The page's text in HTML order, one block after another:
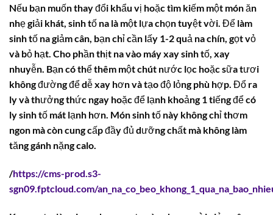
Nếu bạn muốn thay đổi khẩu vị hoặc tìm kiếm một món ăn
nhẹ giải khát, sinh tố na là một lựa chọn tuyệt vời. Để làm
sinh tố na giảm cân, bạn chỉ cần lấy 1-2 quả na chín, gọt vỏ
và bỏ hạt. Cho phần thịt na vào máy xay sinh tố, xay
nhuyễn. Bạn có thể thêm một chút nước lọc hoặc sữa tươi
không đường để dễ xay hơn và tạo độ lỏng phù hợp. Đổ ra
ly và thưởng thức ngay hoặc để lạnh khoảng 1 tiếng để có
ly sinh tố mát lạnh hơn. Món sinh tố này không chỉ thơm
ngon mà còn cung cấp đầy đủ dưỡng chất mà không làm
tăng gánh nặng calo.
/https://cms-prod.s3-
sgn09.fptcloud.com/